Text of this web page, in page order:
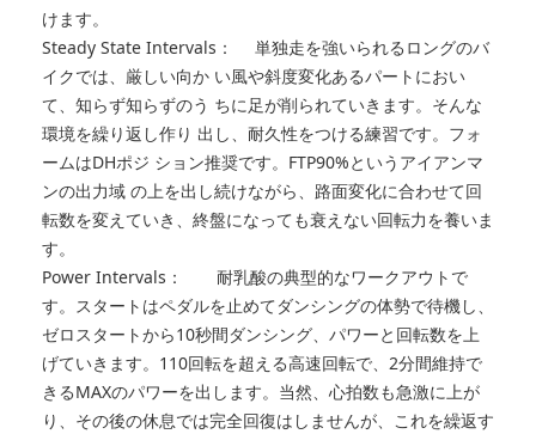
けます。
Steady State Intervals： 単独走を強いられるロングのバ
イクでは、厳しい向か い風や斜度変化あるパートにおい
て、知らず知らずのう ちに足が削られていきます。そんな
環境を繰り返し作り 出し、耐久性をつける練習です。フォ
ームはDHポジ ション推奨です。FTP90%というアイアンマ
ンの出力域 の上を出し続けながら、路面変化に合わせて回
転数を変えていき、終盤になっても衰えない回転力を養いま
す。
Power Intervals： 耐乳酸の典型的なワークアウトで
す。スタートはペダルを止めてダンシングの体勢で待機し、
ゼロスタートから10秒間ダンシング、パワーと回転数を上
げていきます。110回転を超える高速回転で、2分間維持で
きるMAXのパワーを出します。当然、心拍数も急激に上が
り、その後の休息では完全回復はしませんが、これを繰返す